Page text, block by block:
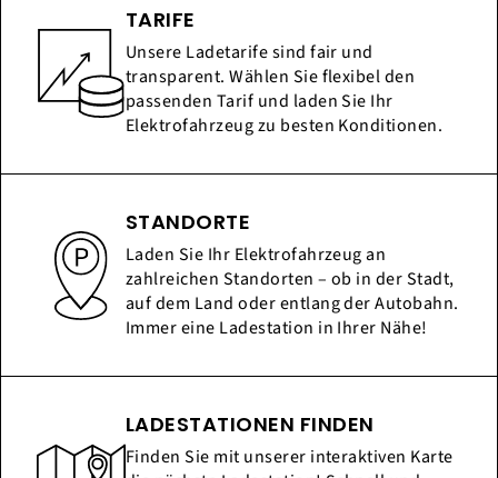
TARIFE
Unsere Ladetarife sind fair und
transparent. Wählen Sie flexibel den
passenden Tarif und laden Sie Ihr
Elektrofahrzeug zu besten Konditionen.
STANDORTE
Laden Sie Ihr Elektrofahrzeug an
zahlreichen Standorten – ob in der Stadt,
auf dem Land oder entlang der Autobahn.
Immer eine Ladestation in Ihrer Nähe!
LADESTATIONEN FINDEN
Finden Sie mit unserer interaktiven Karte